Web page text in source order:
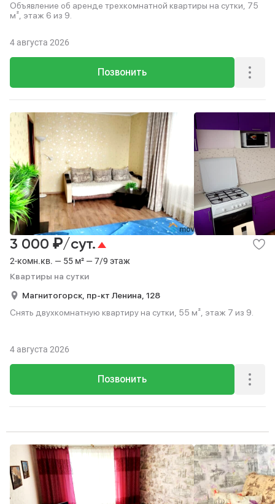
Объявление об аренде трехкомнатной квартиры на сутки, 75
м², этаж 6 из 9.
Позвонить
4 августа 2026
2-комн.кв. — 55 м² — 7/9 этаж
Квартиры на сутки
3 000 ₽/сут.
Магнитогорск, пр-кт Ленина, 128
Снять двухкомнатную квартиру на сутки, 55 м², этаж 7 из 9.
Позвонить
4 августа 2026